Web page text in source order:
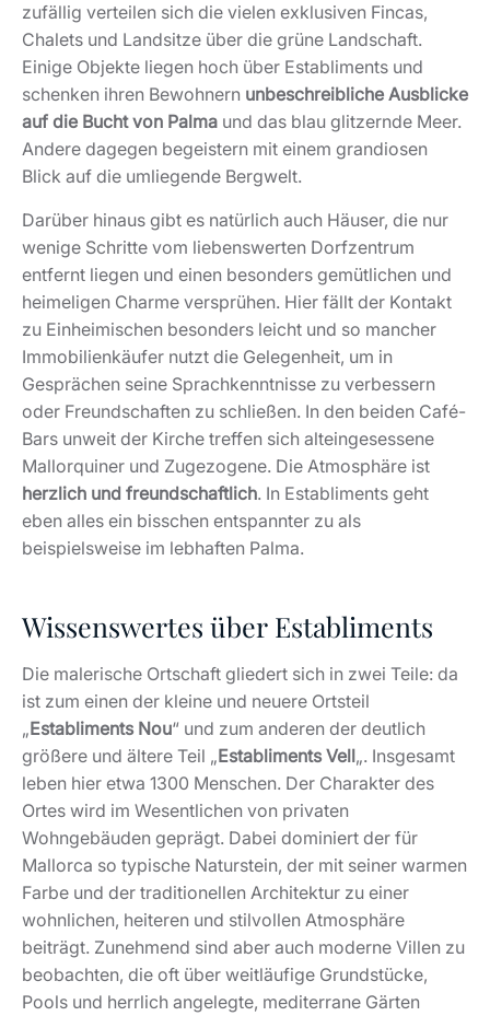
zufällig verteilen sich die vielen exklusiven Fincas,
Chalets und Landsitze über die grüne Landschaft.
Einige Objekte liegen hoch über Establiments und
schenken ihren Bewohnern unbeschreibliche Ausblicke
auf die Bucht von Palma und das blau glitzernde Meer.
Andere dagegen begeistern mit einem grandiosen
Blick auf die umliegende Bergwelt.
Darüber hinaus gibt es natürlich auch Häuser, die nur
wenige Schritte vom liebenswerten Dorfzentrum
entfernt liegen und einen besonders gemütlichen und
heimeligen Charme versprühen. Hier fällt der Kontakt
zu Einheimischen besonders leicht und so mancher
Immobilienkäufer nutzt die Gelegenheit, um in
Gesprächen seine Sprachkenntnisse zu verbessern
oder Freundschaften zu schließen. In den beiden Café-
Bars unweit der Kirche treffen sich alteingesessene
Mallorquiner und Zugezogene. Die Atmosphäre ist
herzlich und freundschaftlich. In Establiments geht
eben alles ein bisschen entspannter zu als
beispielsweise im lebhaften Palma.
Wissenswertes über Establiments
Die malerische Ortschaft gliedert sich in zwei Teile: da
ist zum einen der kleine und neuere Ortsteil
„Establiments Nou“ und zum anderen der deutlich
größere und ältere Teil „Establiments Vell„. Insgesamt
leben hier etwa 1300 Menschen. Der Charakter des
Ortes wird im Wesentlichen von privaten
Wohngebäuden geprägt. Dabei dominiert der für
Mallorca so typische Naturstein, der mit seiner warmen
Farbe und der traditionellen Architektur zu einer
wohnlichen, heiteren und stilvollen Atmosphäre
beiträgt. Zunehmend sind aber auch moderne Villen zu
beobachten, die oft über weitläufige Grundstücke,
Pools und herrlich angelegte, mediterrane Gärten